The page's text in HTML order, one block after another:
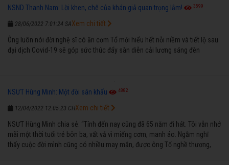
NSND Thanh Nam: Lời khen, chê của khán giả quan trọng lắm! 3599
28/06/2022 7:01:24 SA
Ông luôn nói đời nghệ sĩ có ăn cơm Tổ mới hiểu hết nỗi niềm và tiết lộ sau
đại dịch Covid-19 sẽ góp sức thúc đẩy sàn diễn cải lương sáng đèn
Xem chi tiết
NSƯT Hùng Minh: Một đời sân khấu 4882
12/04/2022 12:05:23 CH
NSƯT Hùng Minh chia sẻ: “Tính đến nay cũng đã 65 năm đi hát. Tôi vẫn nhớ
mãi một thời tuổi trẻ bôn ba, vất vả vì miếng cơm, manh áo. Ngẫm nghĩ
thấy cuộc đời mình cũng có nhiều may mắn, được ông Tổ nghề thương,
Xem chi tiết